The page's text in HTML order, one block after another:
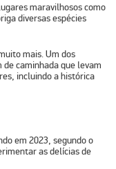
maravilhosos como
diversas espécies
mais. Um dos
de caminhada que levam
incluindo a histórica
em 2023, segundo o
as delícias de